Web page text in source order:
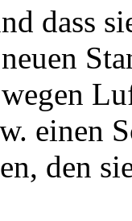
dass
einen
den